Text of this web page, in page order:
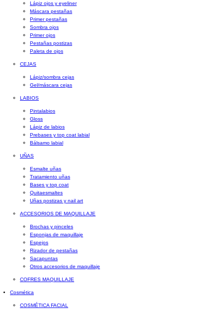
Lápiz ojos y eyeliner
Máscara pestañas
Primer pestañas
Sombra ojos
Primer ojos
Pestañas postizas
Paleta de ojos
CEJAS
Lápiz/sombra cejas
Gel/máscara cejas
LABIOS
Pintalabios
Gloss
Lápiz de labios
Prebases y top coat labial
Bálsamo labial
UÑAS
Esmalte uñas
Tratamiento uñas
Bases y top coat
Quitaesmaltes
Uñas postizas y nail art
ACCESORIOS DE MAQUILLAJE
Brochas y pinceles
Esponjas de maquillaje
Espejos
Rizador de pestañas
Sacapuntas
Otros accesorios de maquillaje
COFRES MAQUILLAJE
Cosmética
COSMÉTICA FACIAL